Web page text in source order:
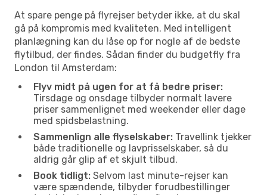
At spare penge på flyrejser betyder ikke, at du skal
gå på kompromis med kvaliteten. Med intelligent
planlægning kan du låse op for nogle af de bedste
flytilbud, der findes. Sådan finder du budgetfly fra
London til Amsterdam:
Flyv midt på ugen for at få bedre priser:
Tirsdage og onsdage tilbyder normalt lavere
priser sammenlignet med weekender eller dage
med spidsbelastning.
Sammenlign alle flyselskaber: Travellink tjekker
både traditionelle og lavprisselskaber, så du
aldrig går glip af et skjult tilbud.
Book tidligt: Selvom last minute-rejser kan
være spændende, tilbyder forudbestillinger